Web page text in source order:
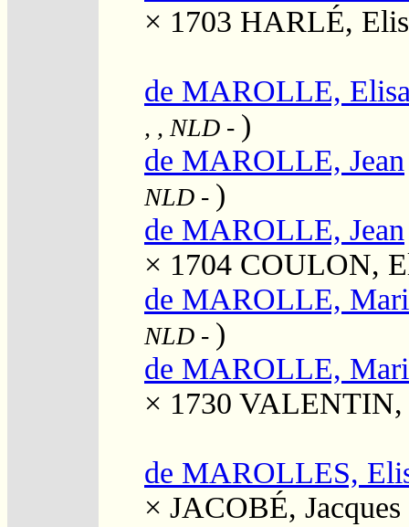
× 1703 HARLÉ,
de MAROLLE,
, , NLD - )
de MAROLLE, Jean
NLD - )
de MAROLLE, Jean
× 1704 COULON,
de MAROLLE,
NLD - )
de MAROLLE,
× 1730 VALENTIN,
de MAROLLES,
× JACOBÉ, Jacques